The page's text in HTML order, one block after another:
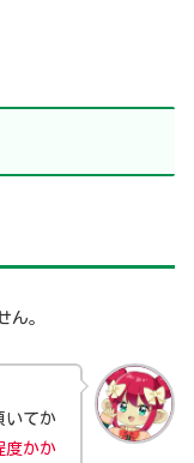
ん。
いてか
度かか